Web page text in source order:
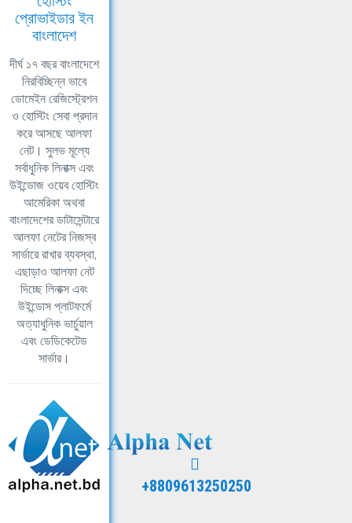
প্রোভাইডার ইন
বাংলাদেশ
দীর্ঘ ১৭ বছর বাংলাদেশে
নিরবিচ্ছিন্ন ভাবে
ডোমেইন রেজিস্ট্রেশন
ও হোস্টিং সেবা প্রদান
করে আসছে আলফা
নেট। সুলভ মূল্যে
সর্বাধুনিক লিনাক্স এবং
উইন্ডোজ ওয়েব হোস্টিং
আমেরিকা অথবা
বাংলাদেশের ডাটাসেন্টারে
আলফা নেটের নিজস্ব
সার্ভারে রাখার ব্যবস্থা,
এছাড়াও আলফা নেট
দিচ্ছে লিনাক্স এবং
উইন্ডোস প্লাটফর্মে
অত্যাধুনিক ভার্চুয়াল
এবং ডেডিকেটেড
সার্ভার।
+8809613250250